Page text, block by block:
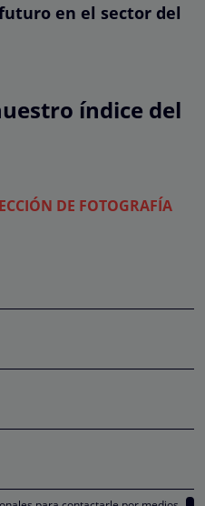
en el sector del
índice del
DE FOTOGRAFÍA